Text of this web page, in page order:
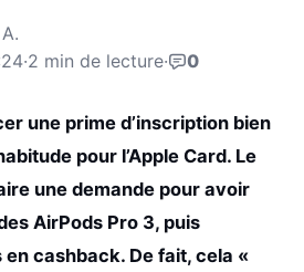
·2 min de lecture· 0
une prime d’inscription bien
pour l’Apple Card. Le
une demande pour avoir
AirPods Pro 3, puis
cashback. De fait, cela «